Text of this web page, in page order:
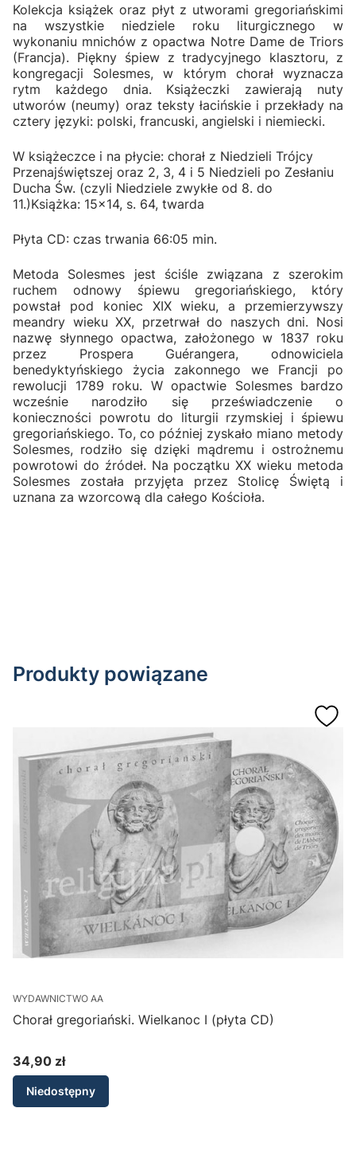
Kolekcja książek oraz płyt z utworami gregoriańskimi
na wszystkie niedziele roku liturgicznego w
wykonaniu mnichów z opactwa Notre Dame de Triors
(Francja). Piękny śpiew z tradycyjnego klasztoru, z
kongregacji Solesmes, w którym chorał wyznacza
rytm każdego dnia. Książeczki zawierają nuty
utworów (neumy) oraz teksty łacińskie i przekłady na
cztery języki: polski, francuski, angielski i niemiecki.
W książeczce i na płycie: chorał z Niedzieli Trójcy
Przenajświętszej oraz 2, 3, 4 i 5 Niedzieli po Zesłaniu
Ducha Św. (czyli Niedziele zwykłe od 8. do
11.)Książka: 15x14, s. 64, twarda
Płyta CD: czas trwania 66:05 min.
Metoda Solesmes jest ściśle związana z szerokim
ruchem odnowy śpiewu gregoriańskiego, który
powstał pod koniec XIX wieku, a przemierzywszy
meandry wieku XX, przetrwał do naszych dni. Nosi
nazwę słynnego opactwa, założonego w 1837 roku
przez Prospera Guérangera, odnowiciela
benedyktyńskiego życia zakonnego we Francji po
rewolucji 1789 roku. W opactwie Solesmes bardzo
wcześnie narodziło się przeświadczenie o
konieczności powrotu do liturgii rzymskiej i śpiewu
gregoriańskiego. To, co później zyskało miano metody
Solesmes, rodziło się dzięki mądremu i ostrożnemu
powrotowi do źródeł. Na początku XX wieku metoda
Solesmes została przyjęta przez Stolicę Świętą i
uznana za wzorcową dla całego Kościoła.
Produkty powiązane
WYDAWNICTWO AA
Chorał gregoriański. Wielkanoc I (płyta CD)
Cena
34,90 zł
Niedostępny